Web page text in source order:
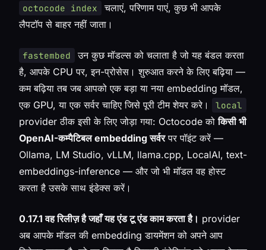
octocode index
चलाएं, परिणाम पाएं, कुछ भी आपके
लैपटॉप से बाहर नहीं जाता।
fastembed
उन कुछ मॉडल्स को चलाता है जो यह बंडल करता
है, आपके CPU पर, इन-प्रोसेस। शुरुआत करने के लिए बढ़िया —
कम बढ़िया तब जब आपको एक बड़ा या नया embedding मॉडल,
एक GPU, या एक सर्वर चाहिए जिसे पूरी टीम शेयर करे।
local
provider ठीक इसी के लिए जोड़ा गया: Octocode कोकिसी भी
OpenAI-कम्पैटिबल embedding सर्वरपर पॉइंट करें —
Ollama, LM Studio, vLLM, llama.cpp, LocalAI, text-
embeddings-inference — और जो भी मॉडल वह होस्ट
करता है उसके साथ इंडेक्स करें।
0.17.1 वह रिलीज़ है जहाँ यह एंड टू एंड काम करता है। provider
अब आपके मॉडल की embedding डायमेंशन को अपने आप